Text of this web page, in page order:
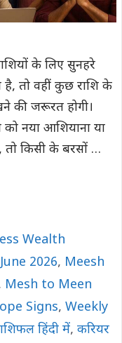
के लिए सुनहरे
तो वहीं कुछ राशि के
जरूरत होगी।
नया आशियाना या
तो किसी के बरसों …
Wealth
2026, Meesh
Mesh to Meen
Signs, Weekly
हिंदी में, करियर